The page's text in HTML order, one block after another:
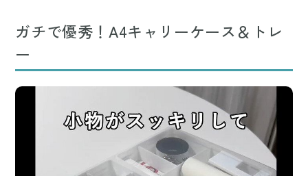
ガチで優秀！A4キャリーケース＆トレ
ー